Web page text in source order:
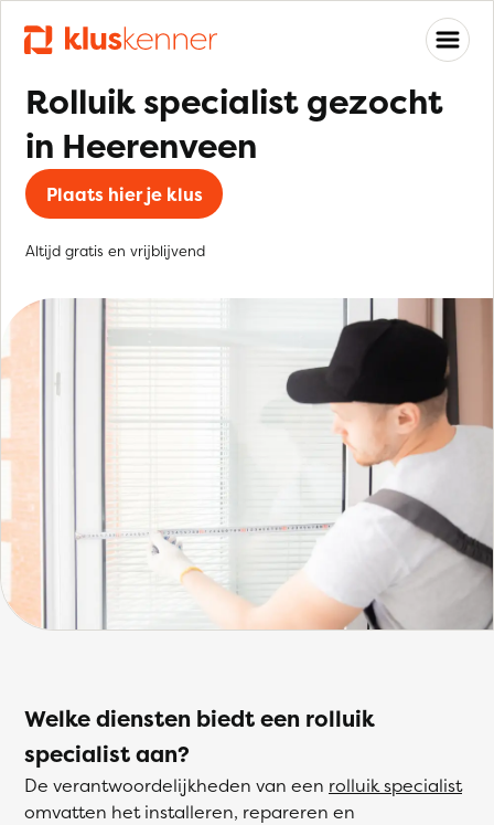
Rolluik specialist gezocht
in Heerenveen
Plaats hier je klus
Altijd gratis en vrijblijvend
Welke diensten biedt een rolluik
specialist aan?
De verantwoordelijkheden van een rolluik specialist
omvatten het installeren, repareren en